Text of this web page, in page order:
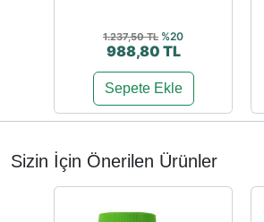
1.237,50 TL %20
988,80 TL
Sepete Ekle
Sizin İçin Önerilen Ürünler